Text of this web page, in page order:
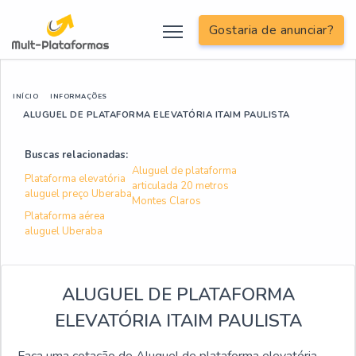
Gostaria de anunciar?
INÍCIO INFORMAÇÕES
ALUGUEL DE PLATAFORMA ELEVATÓRIA ITAIM PAULISTA
Buscas relacionadas:
Plataforma elevatória
aluguel preço Uberaba
Aluguel de plataforma
articulada 20 metros
Montes Claros
Plataforma aérea
aluguel Uberaba
ALUGUEL DE PLATAFORMA
ELEVATÓRIA ITAIM PAULISTA